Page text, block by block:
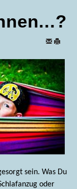
sein. Was Du
oder